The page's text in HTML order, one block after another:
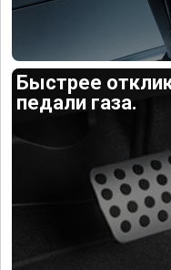
Быстрее
педали газа.